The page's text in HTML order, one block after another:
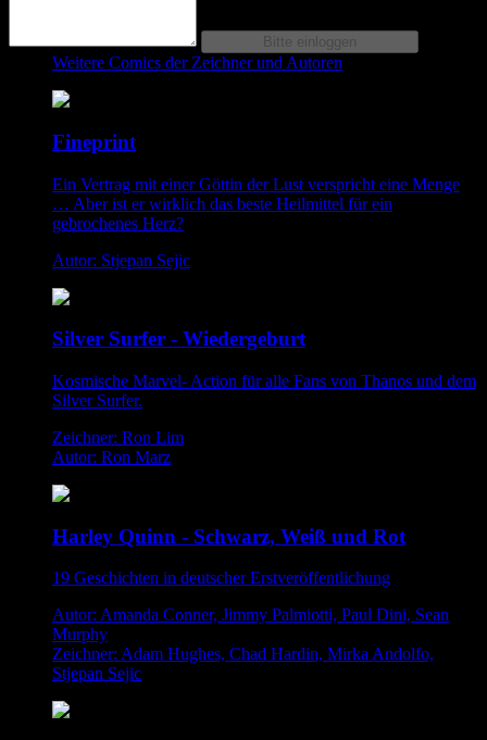
Weitere Comics der Zeichner und Autoren
Fineprint
Ein Vertrag mit einer Göttin der Lust verspricht eine Menge
… Aber ist er wirklich das beste Heilmittel für ein
gebrochenes Herz?
Autor: Stjepan Sejic
Silver Surfer - Wiedergeburt
Kosmische Marvel- Action für alle Fans von Thanos und dem
Silver Surfer.
Zeichner: Ron Lim
Autor: Ron Marz
Harley Quinn - Schwarz, Weiß und Rot
19 Geschichten in deutscher Erstveröffentlichung
Autor: Amanda Conner, Jimmy Palmiotti, Paul Dini, Sean
Murphy
Zeichner: Adam Hughes, Chad Hardin, Mirka Andolfo,
Stjepan Sejic